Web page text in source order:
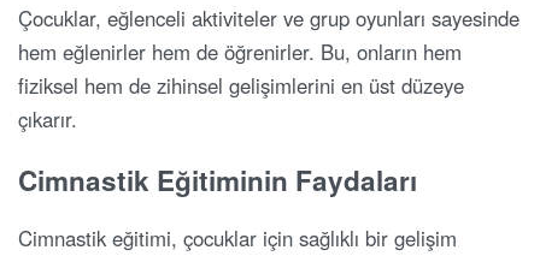
Çocuklar, eğlenceli aktiviteler ve grup oyunları sayesinde
hem eğlenirler hem de öğrenirler. Bu, onların hem
fiziksel hem de zihinsel gelişimlerini en üst düzeye
çıkarır.
Cimnastik Eğitiminin Faydaları
Cimnastik eğitimi, çocuklar için sağlıklı bir gelişim